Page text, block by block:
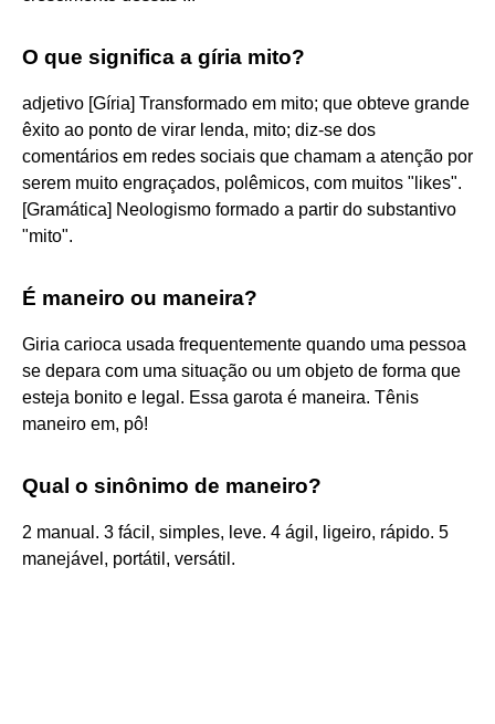
O que significa a gíria mito?
adjetivo [Gíria] Transformado em mito; que obteve grande
êxito ao ponto de virar lenda, mito; diz-se dos
comentários em redes sociais que chamam a atenção por
serem muito engraçados, polêmicos, com muitos "likes".
[Gramática] Neologismo formado a partir do substantivo
"mito".
É maneiro ou maneira?
Giria carioca usada frequentemente quando uma pessoa
se depara com uma situação ou um objeto de forma que
esteja bonito e legal. Essa garota é maneira. Tênis
maneiro em, pô!
Qual o sinônimo de maneiro?
2 manual. 3 fácil, simples, leve. 4 ágil, ligeiro, rápido. 5
manejável, portátil, versátil.